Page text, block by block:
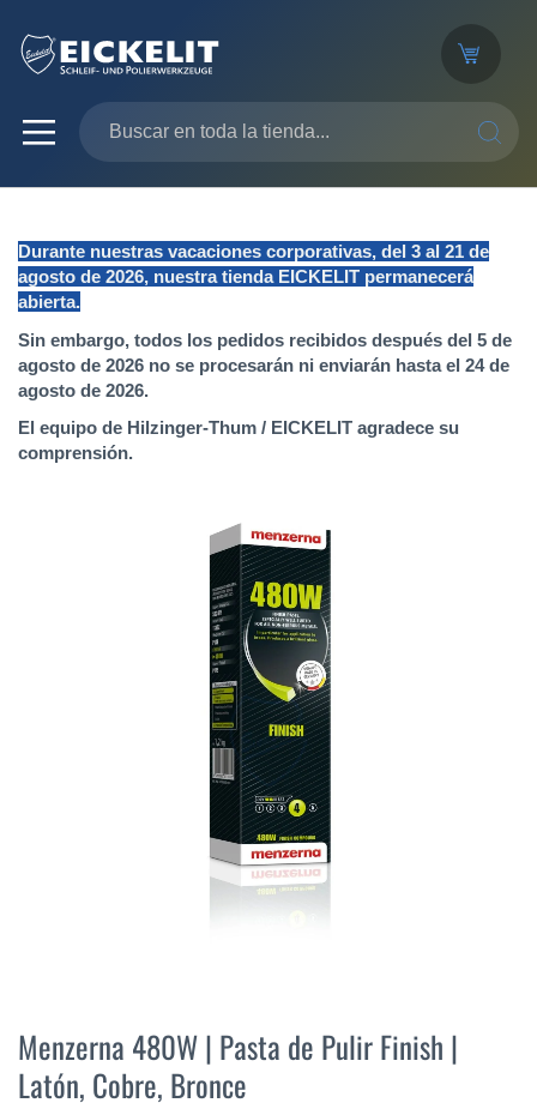
Durante nuestras vacaciones corporativas, del 3 al 21 de
agosto de 2026, nuestra tienda EICKELIT permanecerá
abierta.
Sin embargo, todos los pedidos recibidos después del 5 de
agosto de 2026 no se procesarán ni enviarán hasta el 24 de
agosto de 2026.
El equipo de Hilzinger-Thum / EICKELIT agradece su
comprensión.
comienzo
de
la
Menzerna 480W | Pasta de Pulir Finish |
Latón, Cobre, Bronce